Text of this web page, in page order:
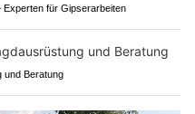
für Gipserarbeiten
und Beratung